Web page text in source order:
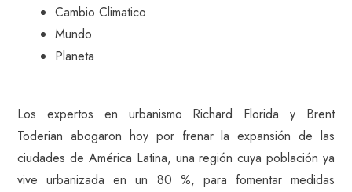
Cambio Climatico
Mundo
Planeta
Los expertos en urbanismo Richard Florida y Brent
Toderian abogaron hoy por frenar la expansión de las
ciudades de América Latina, una región cuya población ya
vive urbanizada en un 80 %, para fomentar medidas